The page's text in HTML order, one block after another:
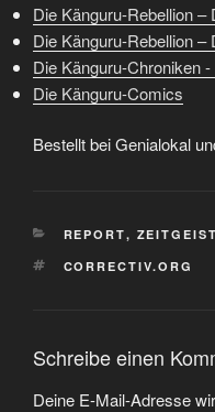
Die Känguru-Rebellion –
Die Känguru-Rebellion –
Die Känguru-Chroniken
Die Känguru-Comics
Bestellt bei Genialokal
KATEGORIEN
REPORT,
SCHLAGWÖRTER
CORRECTIV.ORG
Schreibe einen
Deine E-Mail-Adresse